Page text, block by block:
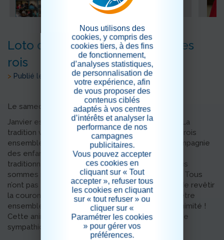
Loto des familles et galettes des
rois
> Publié le 31/01/2019
Le samedi 26 janvier,
Janvier est généralement synonyme d’épiphanie. La
tradition veut que nous partagions la galette des rois
ensemble. Les résidents, leurs familles et en compagnie
des enfants ont aussi pu jouer ensemble à notre
traditionnelle loto des familles. Ensuite, nous nous
sommes réunis pour déguster la galette des rois Tous
n’ont pas eu la chance de tomber sur la fève, et de revêtir
la couronne qui en est l’apanage, mais le plaisir d’être
ensemble et la qualité des galettes ont fait l’unanimité !
Cette animation s'est déroulée dans une ambiance
sympathique et festive.
Nous utilisons des
cookies, y compris des
cookies tiers, à des fins
de fonctionnement,
d’analyses statistiques,
de personnalisation de
votre expérience, afin
de vous proposer des
contenus ciblés
adaptés à vos centres
d’intérêts et analyser la
performance de nos
campagnes
publicitaires.
Vous pouvez accepter
ces cookies en
cliquant sur « Tout
accepter », refuser tous
les cookies en cliquant
sur « tout refuser » ou
cliquer sur «
Paramétrer les cookies
» pour gérer vos
préférences.